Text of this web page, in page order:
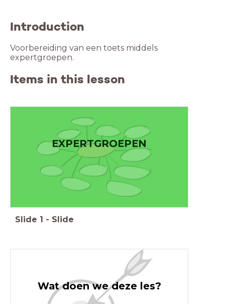
Introduction
Voorbereiding van een toets middels
expertgroepen.
Items in this lesson
EXPERTGROEPEN
Slide 1 - Slide
Wat doen we deze les?